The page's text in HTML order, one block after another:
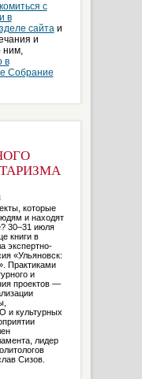
с
в
сайтаи
и
ним,
в
Собрание
которые
и находят
30–31 июля
книги в
экспертно-
«Ульяновск:
Практиками
и
проектов —
и культурных
лидер
Сизов.